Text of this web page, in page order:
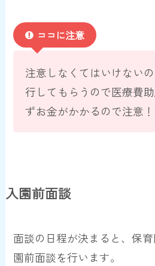
ココに注意
注意しなくてはいけない
行してもらうので医療費
ずお金がかかるので注意！
入園前面談
面談の日程が決まると、保
園前面談を行います。